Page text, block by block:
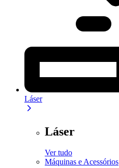
Láser
Láser
Ver tudo
Máquinas e Acessórios